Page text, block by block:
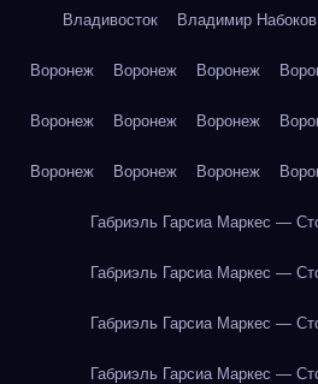
Владивосток Владимир
Воронеж Воронеж Воронеж
Воронеж Воронеж Воронеж
Воронеж Воронеж Воронеж
Габриэль Гарсиа Маркес —
Габриэль Гарсиа Маркес —
Габриэль Гарсиа Маркес —
Габриэль Гарсиа Маркес —